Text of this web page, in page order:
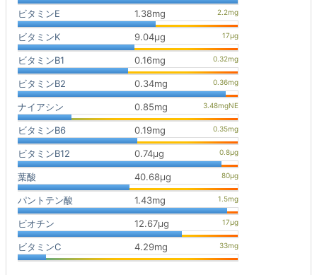
ビタミンE 1.38mg
ビタミンK 9.04μg
ビタミンB1 0.16mg
ビタミンB2 0.34mg
ナイアシン 0.85mg
ビタミンB6 0.19mg
ビタミンB12 0.74μg
葉酸 40.68μg
パントテン酸 1.43mg
ビオチン 12.67μg
ビタミンC 4.29mg